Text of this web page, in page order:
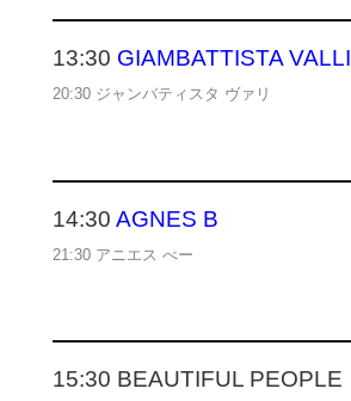
13:30 GIAMBATTISTA VALLI
20:30 ジャンバティスタ ヴァリ
14:30 AGNES B
21:30 アニエス べー
15:30 BEAUTIFUL PEOPLE